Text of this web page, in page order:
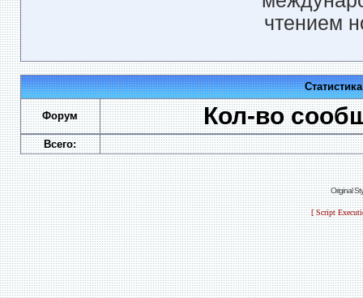
чтением
Форум Кол-во
Всего:
Original
[ Script